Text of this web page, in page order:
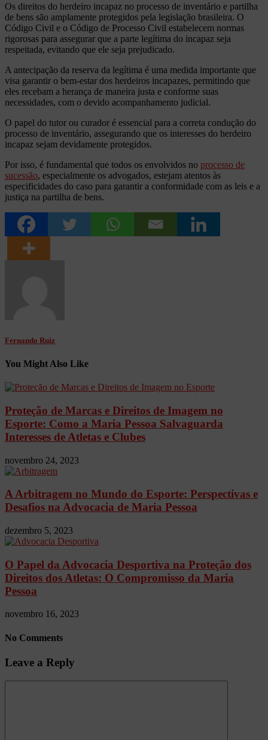
Os direitos do herdeiro incapaz no processo de inventário e partilha
de bens são amplamente protegidos pela legislação brasileira. O
Código Civil e o Código de Processo Civil estabelecem normas
rigorosas para assegurar que a parte legítima do incapaz seja
respeitada, evitando que ele seja prejudicado.
A antecipação da reserva da legítima é uma medida importante que
visa garantir o bem-estar dos herdeiros incapazes, permitindo que
eles recebam a herança de maneira justa e conforme suas
necessidades, com o devido acompanhamento judicial.
O papel do tutor ou curador é essencial para a correta condução do
processo de inventário, assegurando que os interesses do herdeiro
incapaz sejam devidamente protegidos.
Por isso, é fundamental que todos os envolvidos no processo de
sucessão, especialmente os advogados, estejam atentos às
especificidades do caso para garantir a conformidade com as leis e a
justiça na partilha de bens.
Fernando Ruiz
You Might Also Like
Proteção de Marcas e Direitos de Imagem no
Esporte: Como a Maria Pessoa Salvaguarda
Interesses de Atletas e Clubes
novembro 24, 2023
A Arbitragem no Mundo do Esporte: Perspectivas e
Desafios na Advocacia de Maria Pessoa
dezembro 5, 2023
O Papel da Advocacia Desportiva na Proteção dos
Direitos dos Atletas: O Compromisso da Maria
Pessoa
novembro 16, 2023
No Comments
Leave a Reply